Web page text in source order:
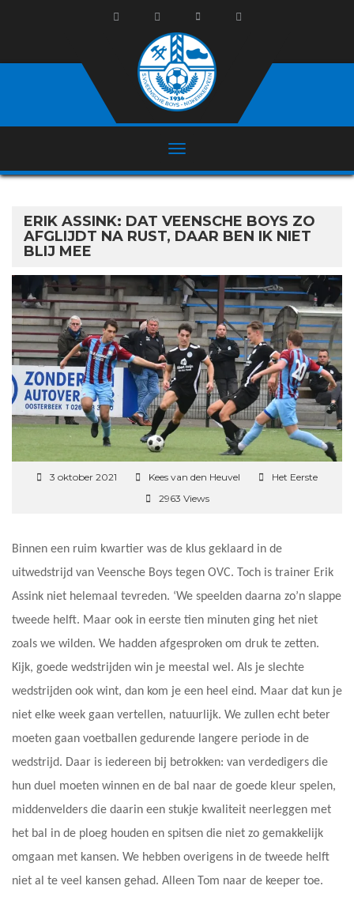
ERIK ASSINK: DAT VEENSCHE BOYS ZO
AFGLIJDT NA RUST, DAAR BEN IK NIET
BLIJ MEE
3 oktober 2021 Kees van den Heuvel
Het Eerste
2963 Views
Binnen een ruim kwartier was de klus geklaard in de
uitwedstrijd van Veensche Boys tegen OVC. Toch is trainer Erik
Assink niet helemaal tevreden. ‘We speelden daarna zo’n slappe
tweede helft. Maar ook in eerste tien minuten ging het niet
zoals we wilden. We hadden afgesproken om druk te zetten.
Kijk, goede wedstrijden win je meestal wel. Als je slechte
wedstrijden ook wint, dan kom je een heel eind. Maar dat kun je
niet elke week gaan vertellen, natuurlijk. We zullen echt beter
moeten gaan voetballen gedurende langere periode in de
wedstrijd. Daar is iedereen bij betrokken: van verdedigers die
hun duel moeten winnen en de bal naar de goede kleur spelen,
middenvelders die daarin een stukje kwaliteit neerleggen met
het bal in de ploeg houden en spitsen die niet zo gemakkelijk
omgaan met kansen. We hebben overigens in de tweede helft
niet al te veel kansen gehad. Alleen Tom naar de keeper toe.